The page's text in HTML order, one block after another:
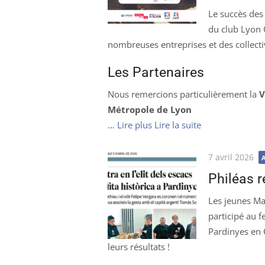
Le succès
du club Lyon
nombreuses entreprises et des
Les Partenaires
Nous remercions particulièrement la
Métropole de Lyon
… Lire plus Lire la suite
Publié
le
7 avril 2026
Philéas
Les jeunes
participé au
Pardinyes en
leurs résultats !